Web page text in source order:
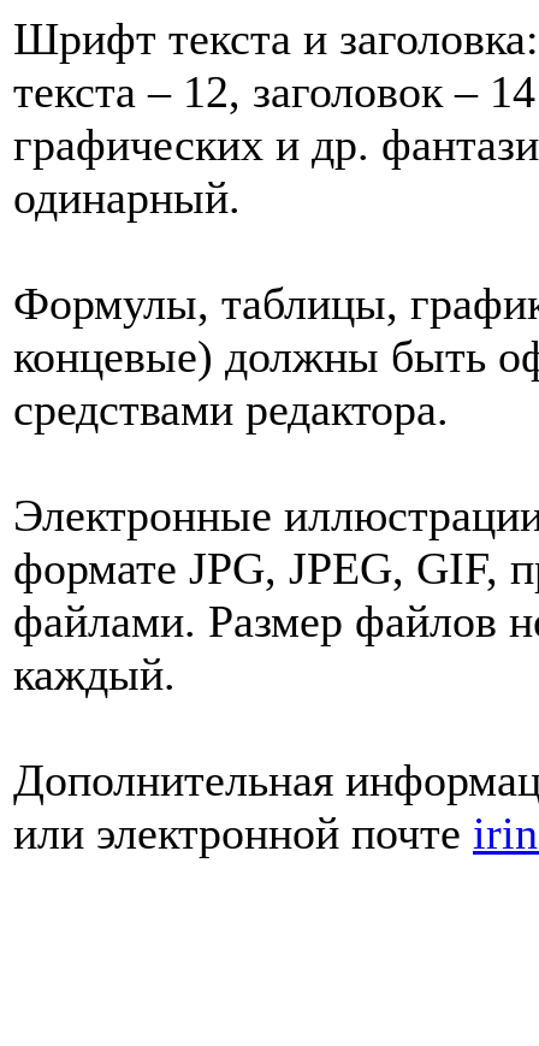
Шрифт текста и
текста – 12, заголовок –
графических и др.
одинарный.
Формулы, таблицы,
концевые) должны быть
средствами редактора.
Электронные
формате JPG, JPEG, GIF,
файлами. Размер файлов
каждый.
Дополнительная
или электронной почте